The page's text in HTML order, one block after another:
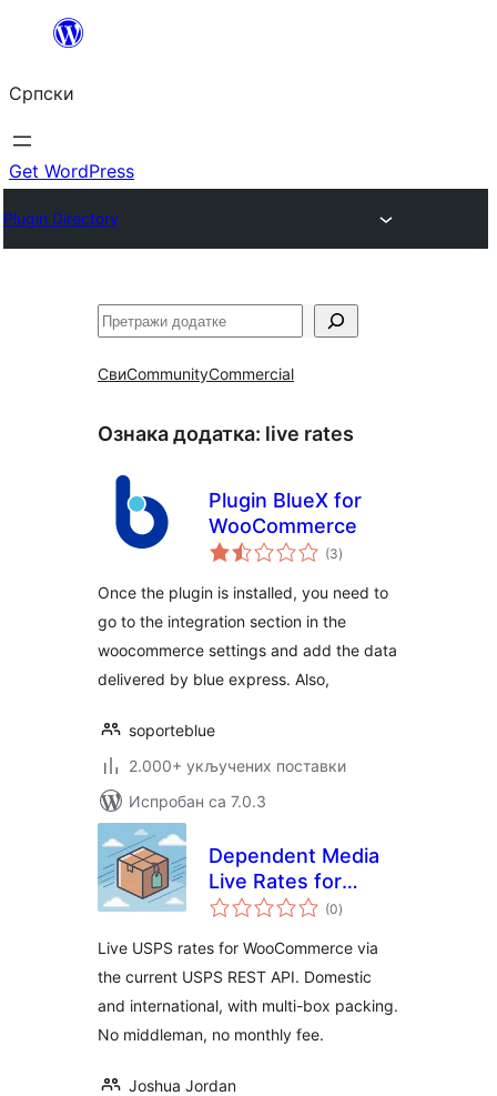
Скочи
садржај
Српски
Get WordPress
Plugin Directory
Претрага
СвиCommunityCommercial
Ознака додатка: live rates
Plugin BlueX for
WooCommerce
(3укупних
оцена
)
Once the plugin is installed, you need to
go to the integration section in the
woocommerce settings and add the data
delivered by blue express. Also,
soporteblue
2.000+ укључених поставки
Испробан са 7.0.3
Dependent Media
Live Rates for
USPS
(0укупних
оцена
)
Live USPS rates for WooCommerce via
the current USPS REST API. Domestic
and international, with multi-box packing.
No middleman, no monthly fee.
Joshua Jordan